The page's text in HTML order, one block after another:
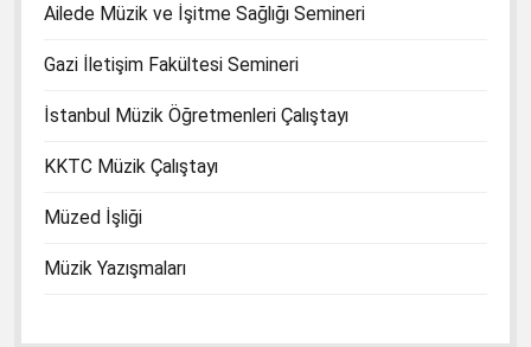
Ailede Müzik ve İşitme Sağlığı Semineri
Gazi İletişim Fakültesi Semineri
İstanbul Müzik Öğretmenleri Çalıştayı
KKTC Müzik Çalıştayı
Müzed İşliği
Müzik Yazışmaları